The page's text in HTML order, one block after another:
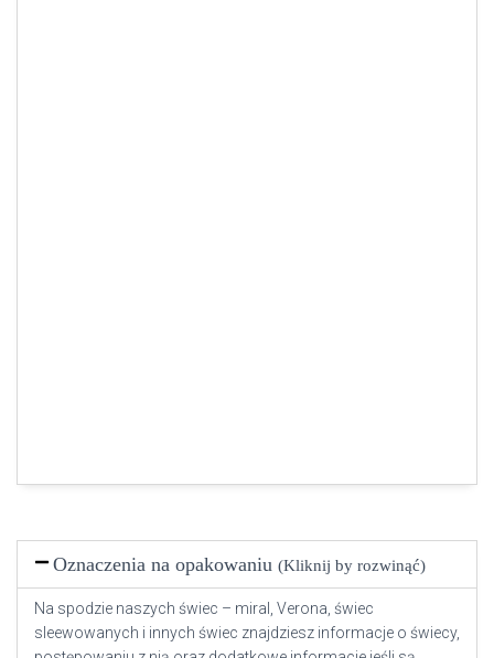
Oznaczenia na opakowaniu (Kliknij by rozwinąć)
Na spodzie naszych świec – miral, Verona, świec
sleewowanych i innych świec znajdziesz informacje o świecy,